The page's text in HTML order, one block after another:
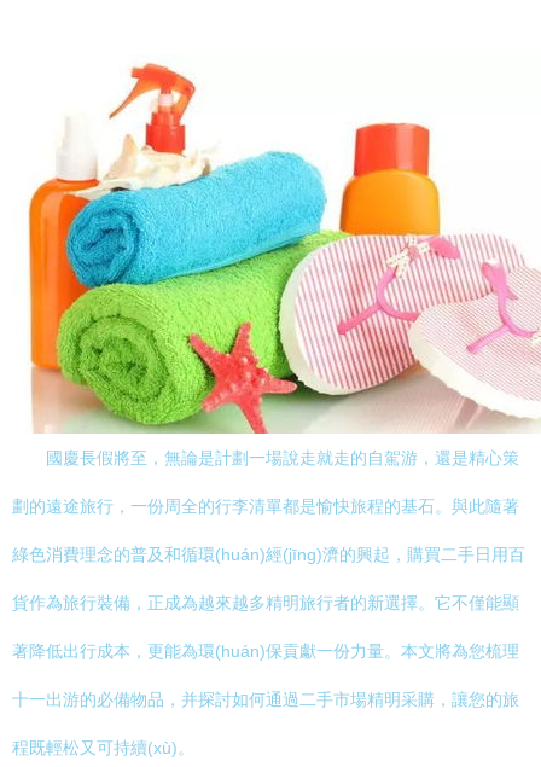
國慶長假將至，無論是計劃一場說走就走的自駕游，還是精心策
劃的遠途旅行，一份周全的行李清單都是愉快旅程的基石。與此隨著
綠色消費理念的普及和循環(huán)經(jīng)濟的興起，購買二手日用百
貨作為旅行裝備，正成為越來越多精明旅行者的新選擇。它不僅能顯
著降低出行成本，更能為環(huán)保貢獻一份力量。本文將為您梳理
十一出游的必備物品，并探討如何通過二手市場精明采購，讓您的旅
程既輕松又可持續(xù)。